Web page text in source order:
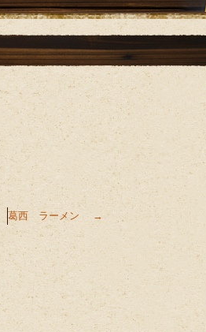
葛西 ラーメン →